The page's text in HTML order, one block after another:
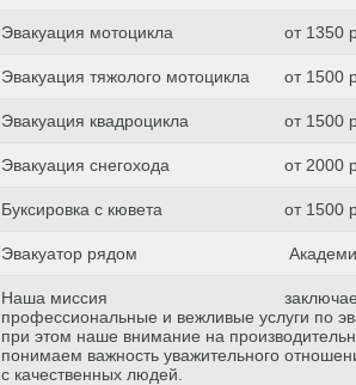
Эвакуация мотоцикла от 1350
Эвакуация тяжолого мотоцикла от 1500
Эвакуация квадроцикла от 1500
Эвакуация снегохода от 2000
Буксировка с кювета от 1500
Эвакуатор рядом
Наша миссия
профессиональные и вежливые услуги по
при этом наше внимание на
понимаем важность уважительного
с качественных людей.